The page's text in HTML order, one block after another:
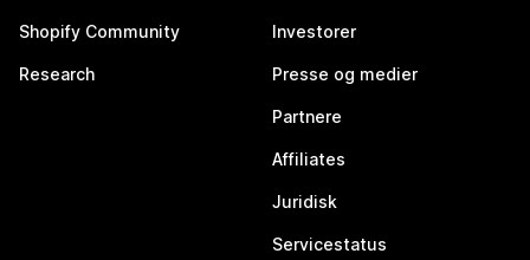
Shopify Community
Research
Investorer
Presse og medier
Partnere
Affiliates
Juridisk
Servicestatus